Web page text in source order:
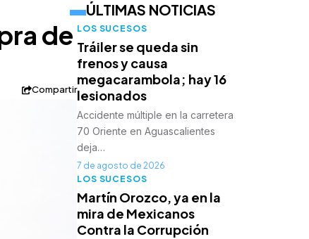
de
Compartir
ÚLTIMAS NOTICIAS
LOS SUCESOS
Tráiler se queda sin
frenos y causa
megacarambola; hay 16
lesionados
Accidente múltiple en la carretera
70 Oriente en Aguascalientes
deja…
7 de agosto de 2026
LOS SUCESOS
Martín Orozco, ya en la
mira de Mexicanos
Contra la Corrupción